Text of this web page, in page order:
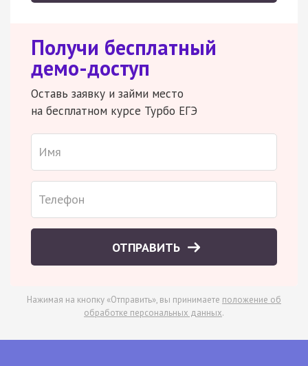
Получи бесплатный
демо-доступ
Оставь заявку и займи место
на бесплатном курсе Турбо ЕГЭ
ОТПРАВИТЬ
Нажимая на кнопку «Отправить», вы принимаете положение об
обработке персональных данных.